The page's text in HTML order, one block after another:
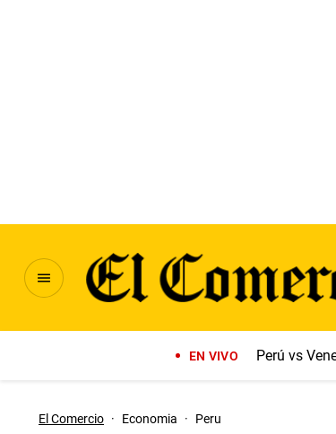
EN VIVO Perú vs
El Comercio · Economia · Peru